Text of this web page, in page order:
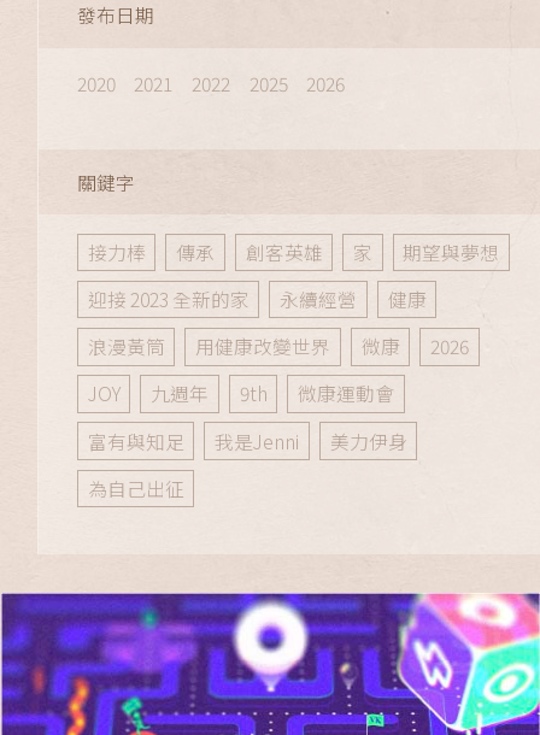
發布日期
2020 2021 2022 2025 2026
關鍵字
接力棒 傳承 創客英雄 家
期望與夢想
迎接 2023 全新的家
永續經營
健康
浪漫黃筒
用健康改變世界 微康
2026
JOY
九週年 9th
微康運動會
富有與知足
我是Jenni
美力伊身
為自己出征